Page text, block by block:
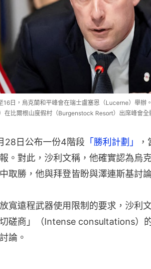
16日，烏克蘭和平峰會在瑞士盧塞恩（Lucerne）舉辦
在比爾根山度假村（Burgenstock Resort）出席峰會全
28日公布一份4階段 「勝利計劃」
。對此，沙利文稱，他確實認為烏
取勝，他與拜登皆盼與澤連斯基討
寬遠程武器使用限制的要求，沙利
磋商」（Intense consultations）
論。